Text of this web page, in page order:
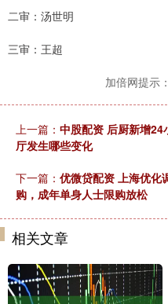
二审：汤世明
三审：王超
加倍网提示
上一篇： 中股配资 后厨新增
厅发生哪些变化
下一篇： 优微贷配资 上海优化
购，成年单身人士限购放松
相关文章